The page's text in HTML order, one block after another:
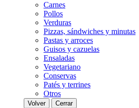
Carnes
Pollos
Verduras
Pizzas, sándwiches y minutas
Pastas y arroces
Guisos y cazuelas
Ensaladas
Vegetariano
Conservas
Patés y terrines
Otros
Volver Cerrar